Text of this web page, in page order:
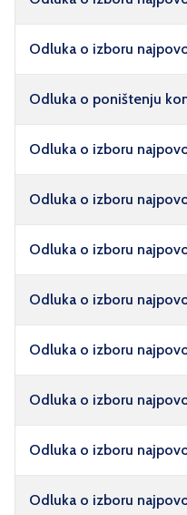
Odluka o izboru
Odluka o poništenju
Odluka o izboru
Odluka o izboru
Odluka o izboru
Odluka o izboru
Odluka o izboru
Odluka o izboru
Odluka o izboru
Odluka o izboru